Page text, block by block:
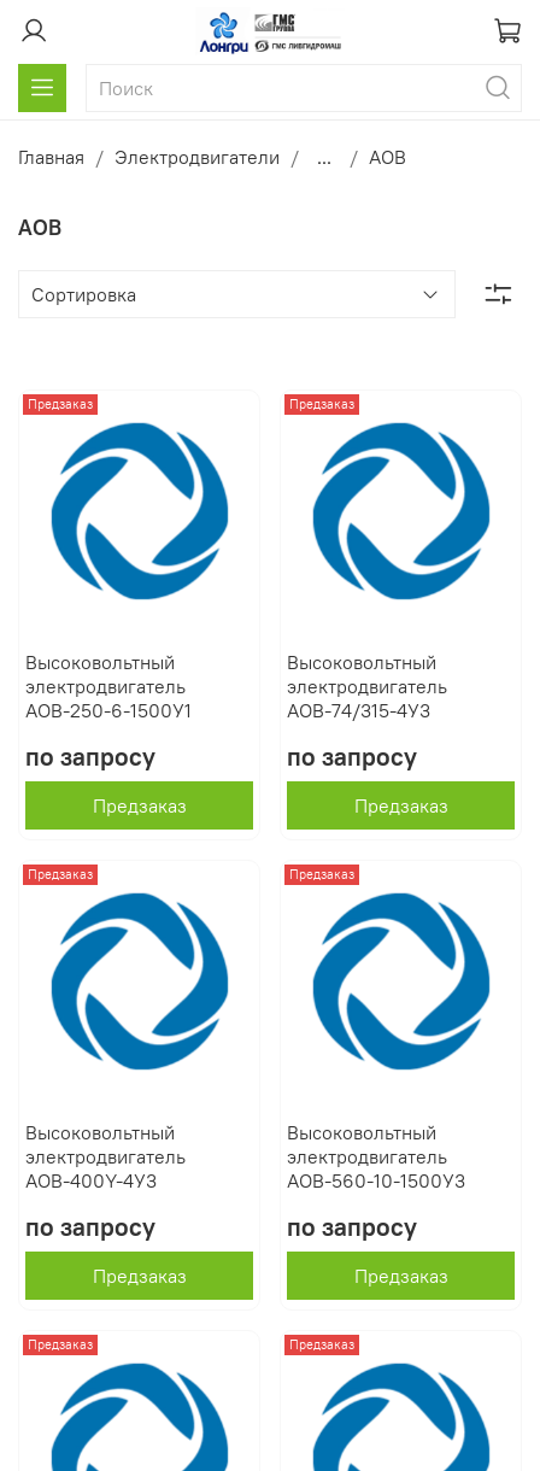
Главная Электродвигатели ... АОВ
АОВ
Предзаказ
Высоковольтный
электродвигатель
АОВ-250-6-1500У1
по запросу
Предзаказ
Предзаказ
Высоковольтный
электродвигатель
АОВ-74/315-4У3
по запросу
Предзаказ
Предзаказ
Высоковольтный
электродвигатель
АОВ-400Y-4У3
по запросу
Предзаказ
Предзаказ
Высоковольтный
электродвигатель
АОВ-560-10-1500У3
по запросу
Предзаказ
Предзаказ Предзаказ